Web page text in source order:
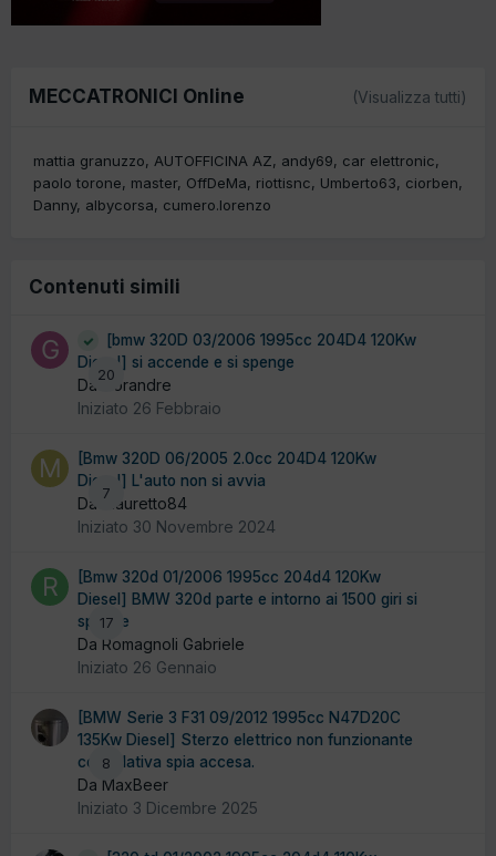
MECCATRONICI Online (Visualizza tutti)
mattia granuzzo AUTOFFICINA AZ andy69
car elettronic
paolo torone
master OffDeMa riottisnc Umberto63
ciorben
Danny albycorsa cumero.lorenzo
Contenuti simili
20
[bmw 320D 03/2006 1995cc 204D4 120Kw
Diesel] si accende e si spenge
Da Gorandre
Iniziato 26 Febbraio
7
[Bmw 320D 06/2005 2.0cc 204D4 120Kw
Diesel] L'auto non si avvia
Da Mauretto84
Iniziato 30 Novembre 2024
17
[Bmw 320d 01/2006 1995cc 204d4 120Kw
Diesel] BMW 320d parte e intorno ai 1500 giri si
spegne
Da Romagnoli Gabriele
Iniziato 26 Gennaio
8
[BMW Serie 3 F31 09/2012 1995cc N47D20C
135Kw Diesel] Sterzo elettrico non funzionante
con relativa spia accesa.
Da MaxBeer
Iniziato 3 Dicembre 2025